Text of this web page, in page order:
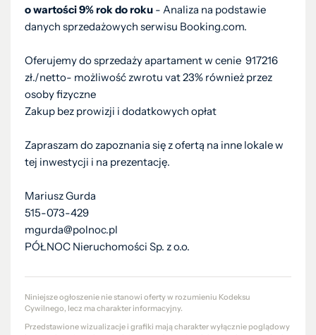
o wartości 9% rok do roku - Analiza na podstawie
danych sprzedażowych serwisu Booking.com.
Oferujemy do sprzedaży apartament w cenie 917216
zł./netto- możliwość zwrotu vat 23% również przez
osoby fizyczne
Zakup bez prowizji i dodatkowych opłat
Zapraszam do zapoznania się z ofertą na inne lokale w
tej inwestycji i na prezentację.
Mariusz Gurda
515-073-429
mgurda@polnoc.pl
PÓŁNOC Nieruchomości Sp. z o.o.
Niniejsze ogłoszenie nie stanowi oferty w rozumieniu Kodeksu
Cywilnego, lecz ma charakter informacyjny.
Przedstawione wizualizacje i grafiki mają charakter wyłącznie poglądowy